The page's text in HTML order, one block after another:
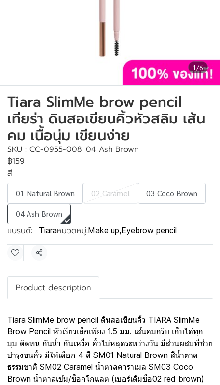
1/6
Tiara SlimMe brow pencil
เทียร่า ดินสอเขียนคิ้วหัวสลิม เส้น
คม เนื้อนุ่ม เขียนง่าย
SKU : CC-0955-008 04 Ash Brown
฿159
สี
01 Natural Brown 02 Caramel
03 Coco Brown
04 Ash Brown
แบรนด์: Tiaraหมวดหมู่:Make up,Eyebrow pencil
แชร์
Product description
Tiara SlimMe brow pencil ดินสอเขียนคิ้ว TIARA SlimMe
Brow Pencil หัวเรียวเล็กเพียง 1.5 มม. เส้นคมกริบ เก็บได้ทุก
มุม ติดทน กันน้ำ กันเหงื่อ คิ้วไม่หลุดระหว่างวัน มีส่วนผสมที่ช่วย
บำรุงขนคิ้ว มีให้เลือก 4 สี SM01 Natural Brown สีน้ำตาล
ธรรมชาติ SM02 Caramel น้ำตาลคาราเมล SM03 Coco
Brown น้ำตาลเข้ม/ช็อกโกแลต (เบอร์เดิมชื่อ02 red brown)